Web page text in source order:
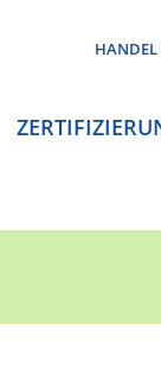
HANDEL